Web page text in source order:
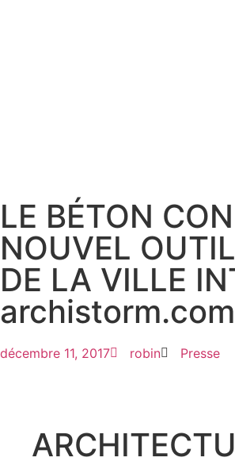
LE BÉTON
NOUVEL
DE LA VILLE
archistorm.com
décembre 11, 2017 robin Presse